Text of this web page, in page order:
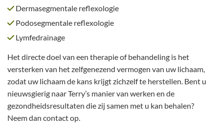
 Dermasegmentale reflexologie
 Podosegmentale reflexologie
 Lymfedrainage
Het directe doel van een therapie of behandeling is het
versterken van het zelfgenezend vermogen van uw lichaam,
zodat uw lichaam de kans krijgt zichzelf te herstellen. Bent u
nieuwsgierig naar Terry’s manier van werken en de
gezondheidsresultaten die zij samen met u kan behalen?
Neem dan contact op.